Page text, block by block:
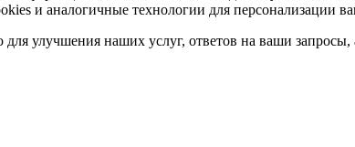
и аналогичные технологии для персонализации
улучшения наших услуг, ответов на ваши